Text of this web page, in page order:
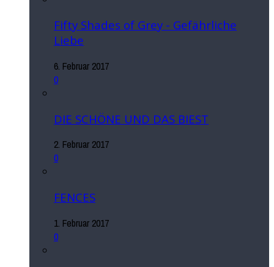
Fifty Shades of Grey - Gefährliche
Liebe
6. Februar 2017
0
DIE SCHÖNE UND DAS BIEST
2. Februar 2017
0
FENCES
1. Februar 2017
0